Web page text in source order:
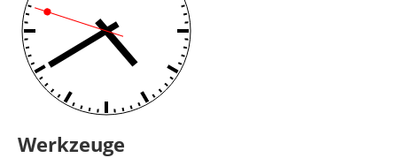
Hoshin-Kanri
Kommunikation
Entscheidungsregeln
Aktuelle Seite: Startseite
Werkzeuge